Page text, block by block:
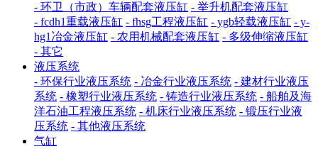
- 环卫（市政）车辆配套液压缸 - 举升机配套液压缸
- fcdh1重载液压缸 - fhsg工程液压缸 - ygb轻载液压缸 - y-
hg1冶金液压缸 - 农用机械配套液压缸 - 多级伸缩液压缸
- 其它
液压系统
- 环保行业液压系统 - 冶金行业液压系统 - 建材行业液压
系统 - 橡塑行业液压系统 - 铸造行业液压系统 - 船舶及海
洋石油工程液压系统 - 机床行业液压系统 - 锻压行业液
压系统 - 其他液压系统
气缸